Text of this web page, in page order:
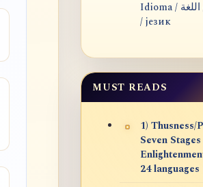
Idioma / اللغة / язык / lingua
/ језик
MUST READS
1) Thusness/
Seven
24 languages